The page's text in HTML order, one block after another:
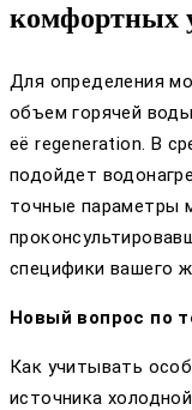
комфортных
Для определения
объем горячей
её regeneration. В
подойдет
точные параметры
специфики вашего
Новый вопрос по
Как учитывать
источника